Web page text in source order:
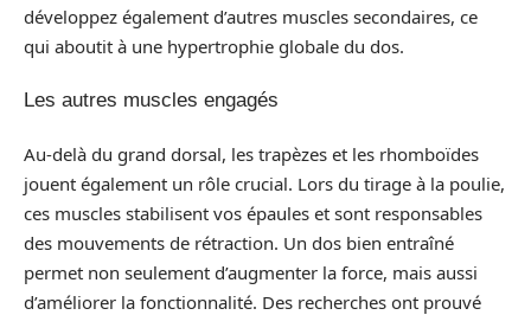
développez également d’autres muscles secondaires, ce
qui aboutit à une hypertrophie globale du dos.
Les autres muscles engagés
Au-delà du grand dorsal, les trapèzes et les rhomboïdes
jouent également un rôle crucial. Lors du tirage à la poulie,
ces muscles stabilisent vos épaules et sont responsables
des mouvements de rétraction. Un dos bien entraîné
permet non seulement d’augmenter la force, mais aussi
d’améliorer la fonctionnalité. Des recherches ont prouvé